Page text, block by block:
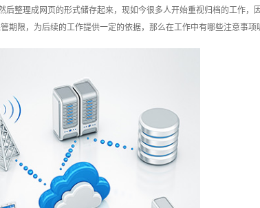
后整理成网页的形式储存起来，现如今很多人开始重视归档的工作，
限，为后续的工作提供一定的依据，那么在工作中有哪些注意事项